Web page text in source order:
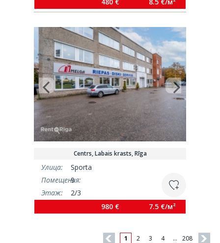
Centrs, Labais krasts, Rīga
Улица:
Sporta
Помещения:
9
Этаж:
2/3
980 € 7.5 €/м²
1 2 3 4 … 208